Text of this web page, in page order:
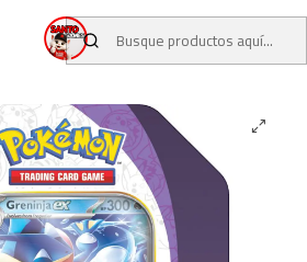
TCG PREVENTAS POKEMON TCG
Celebration Greninja ex Tin (INGLÉS)